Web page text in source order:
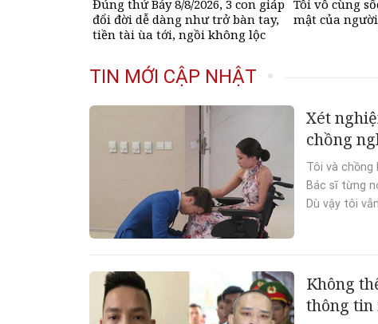
Đúng thứ Bảy 8/8/2026, 3 con giáp
đổi đời dễ dàng như trở bàn tay,
tiền tài ùa tới, ngồi không lộc
Tôi vô cùng
mật của
TIN MỚI CẬP NHẬT
Xét
chồng
Tôi và
Bác sĩ từng
Dù vậy tôi
Không
thông tin